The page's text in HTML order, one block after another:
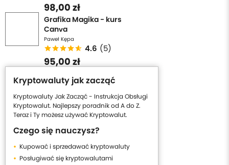
98,00 zł
Grafika Magika - kurs
Canva
Paweł Kępa
4.6 (5)
95,00 zł
Kryptowaluty jak zacząć
Kryptowaluty Jak Zacząć - Instrukcja Obsługi
Kryptowalut. Najlepszy poradnik od A do Z.
Teraz i Ty możesz używać Kryptowalut.
Czego się nauczysz?
Kupować i sprzedawać kryptowaluty
Posługiwać się kryptowalutami